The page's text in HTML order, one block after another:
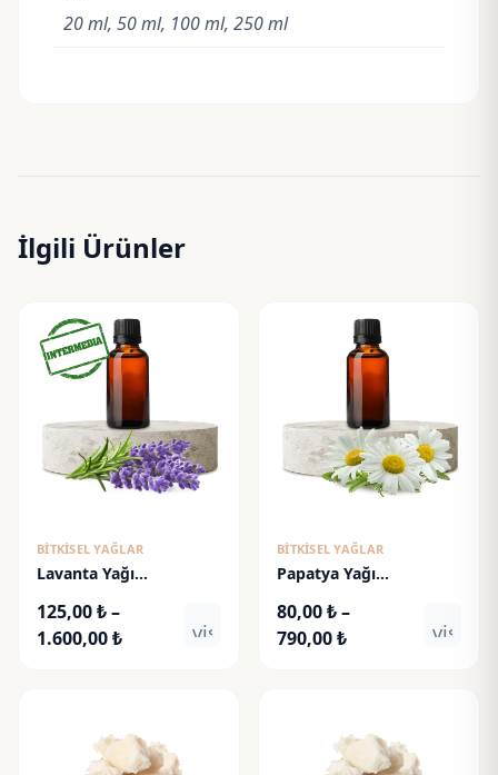
20 ml, 50 ml, 100 ml, 250 ml
İlgili Ürünler
BITKISEL YAĞLAR
Lavanta Yağı
Oil
125,00₺–
1.600,00₺Fiyat
1.600,00 ₺
visibility
BITKISEL YAĞLAR
Papatya Yağı
80,00₺–
790,00₺Fiyat
790,00 ₺